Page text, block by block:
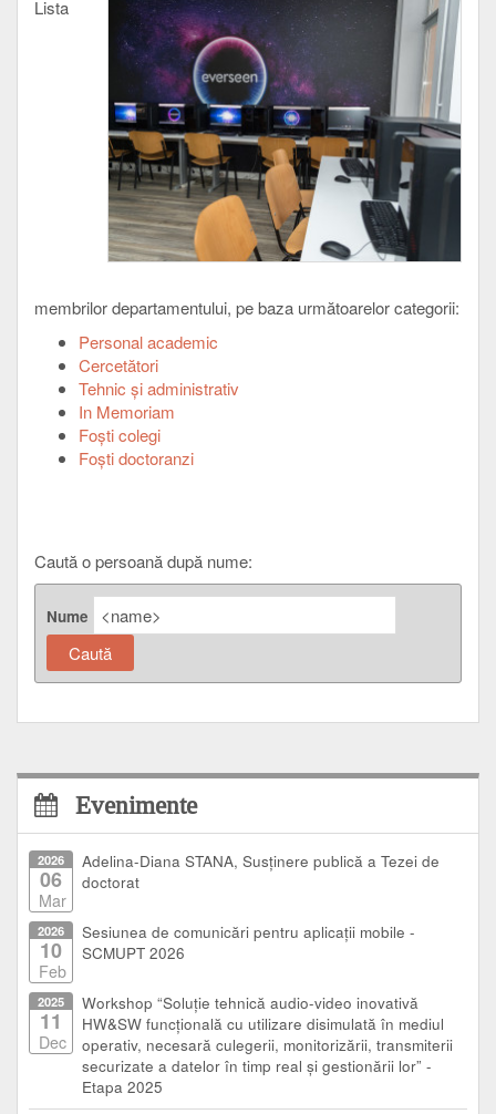
Lista
membrilor departamentului, pe baza următoarelor categorii:
Personal academic
Cercetători
Tehnic şi administrativ
In Memoriam
Foşti colegi
Foşti doctoranzi
Caută o persoană după nume:
Nume
Evenimente
2026
06
Mar
Adelina-Diana STANA, Susținere publică a Tezei de
doctorat
2026
10
Feb
Sesiunea de comunicări pentru aplicații mobile -
SCMUPT 2026
2025
11
Dec
Workshop “Soluție tehnică audio-video inovativă
HW&SW funcțională cu utilizare disimulată în mediul
operativ, necesară culegerii, monitorizării, transmiterii
securizate a datelor în timp real și gestionării lor” -
Etapa 2025